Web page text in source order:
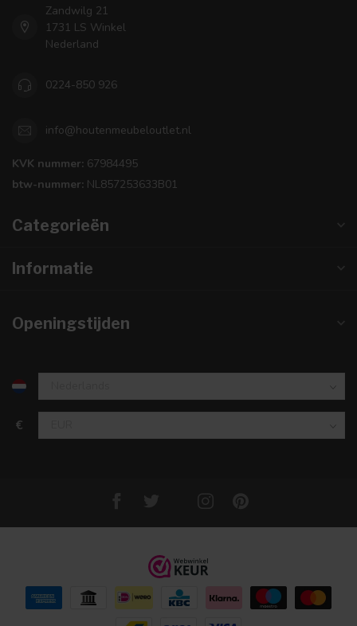
Zandwilg 21
1731 LS Winkel
Nederland
0224-850 926
info@houtenmeubeloutlet.nl
KVK nummer: 67984495
btw-nummer: NL857253633B01
Categorieën
Informatie
Openingstijden
€